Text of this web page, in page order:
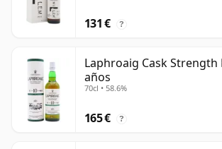
131 € ?
Laphroaig Cask Strength
años
70cl • 58.6%
165 € ?